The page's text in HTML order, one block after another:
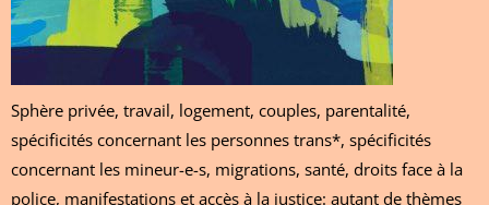
Sphère privée, travail, logement, couples, parentalité,
spécificités concernant les personnes trans*, spécificités
concernant les mineur-e-s, migrations, santé, droits face à la
police, manifestations et accès à la justice: autant de thèmes